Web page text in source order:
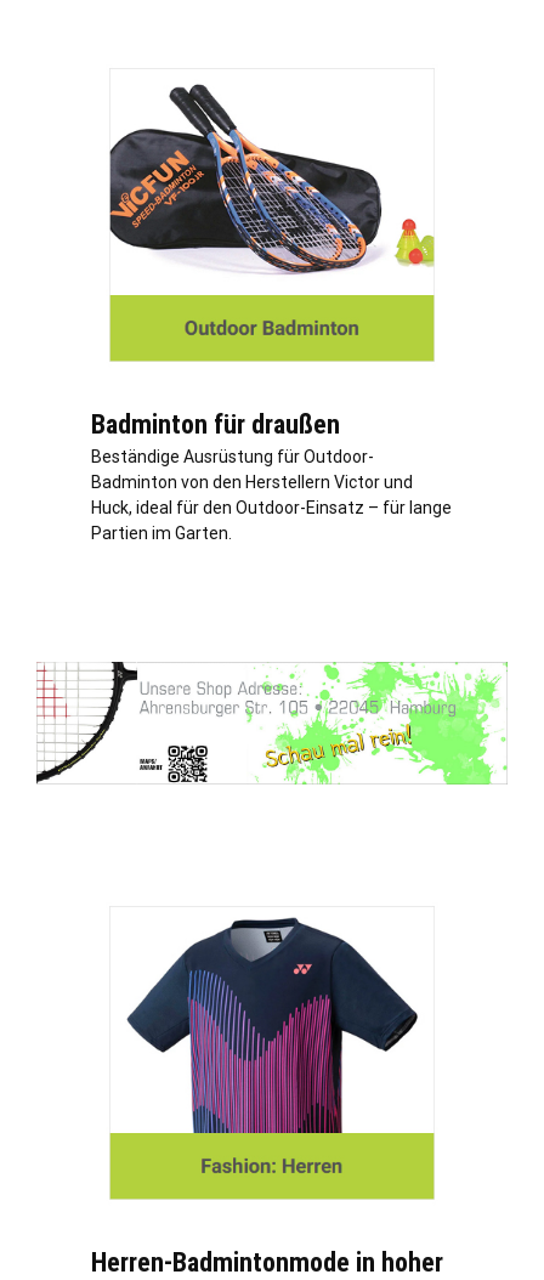
Badminton für draußen
Beständige Ausrüstung für Outdoor-
Badminton von den Herstellern Victor und
Huck, ideal für den Outdoor-Einsatz – für lange
Partien im Garten.
Herren-Badmintonmode in hoher